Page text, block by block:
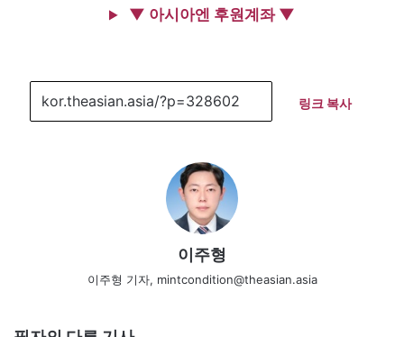
▼ 아시아엔 후원계좌 ▼
링크 복사
이주형
이주형 기자, mintcondition@theasian.asia